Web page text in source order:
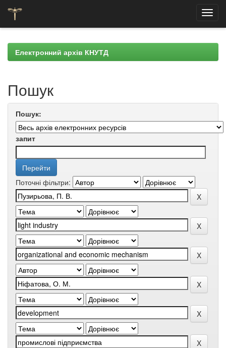
navigationЕлектронний архів КНУТД
Пошук
Пошук:
запит
Поточні фільтри: